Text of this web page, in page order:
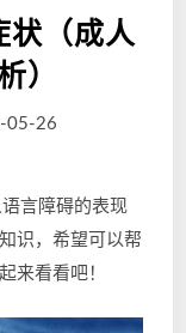
状（成人
）
05-26
言障碍的表现
识，希望可以帮
来看看吧！